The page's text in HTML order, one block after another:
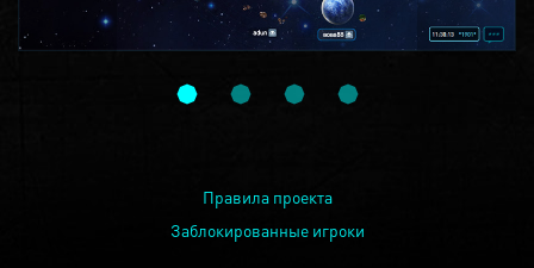
Правила проекта
Заблокированные игроки